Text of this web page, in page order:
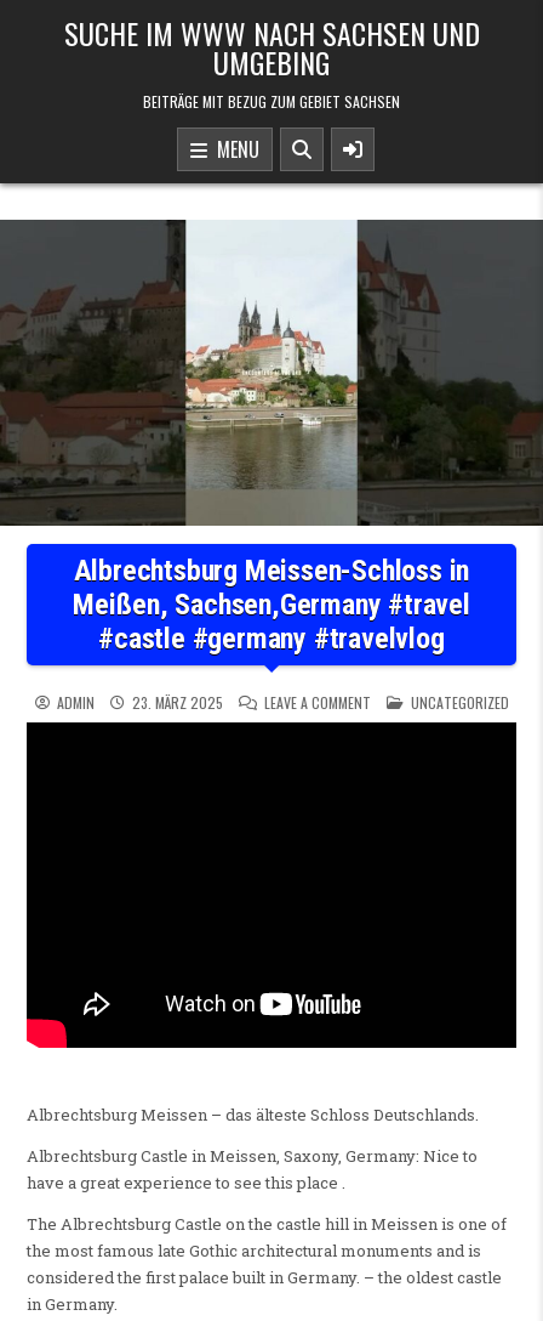
SUCHE IM WWW NACH SACHSEN UND
UMGEBING
BEITRÄGE MIT BEZUG ZUM GEBIET SACHSEN
MENU
Albrechtsburg Meissen-Schloss in
Meißen, Sachsen,Germany #travel
#castle #germany #travelvlog
ADMIN 23. MÄRZ 2025 LEAVE A COMMENTON ALBRECHTSBURG
POSTED IN
UNCATEGORIZED
Albrechtsburg Meissen – das älteste Schloss Deutschlands.
Albrechtsburg Castle in Meissen, Saxony, Germany: Nice to
have a great experience to see this place .
The Albrechtsburg Castle on the castle hill in Meissen is one of
the most famous late Gothic architectural monuments and is
considered the first palace built in Germany. – the oldest castle
in Germany.